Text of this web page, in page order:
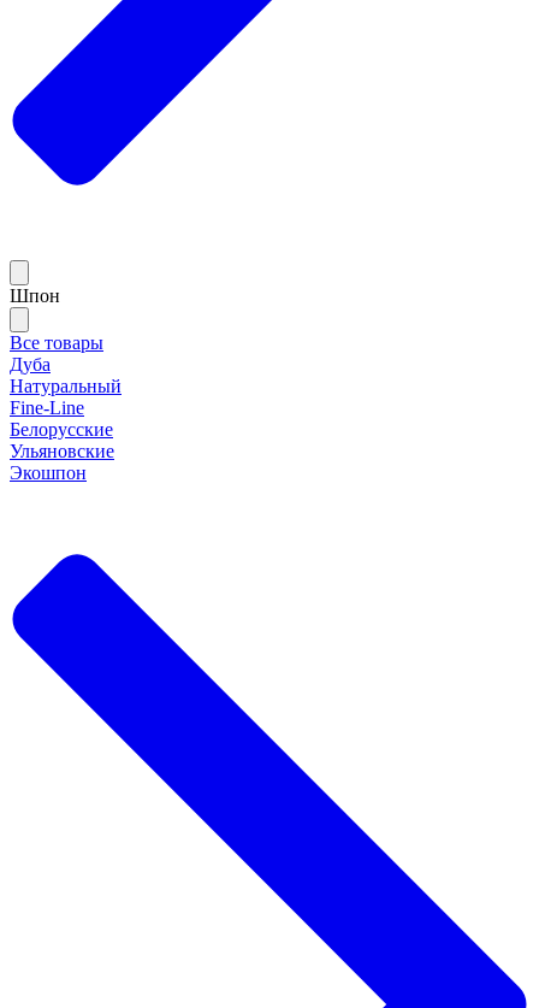
Шпон
Все товары
Дуба
Натуральный
Fine-Line
Белорусские
Ульяновские
Экошпон